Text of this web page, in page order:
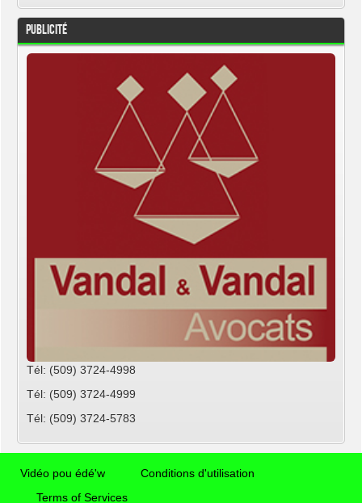
Publicité
Tél: (509) 3724-4998
Tél: (509) 3724-4999
Tél: (509) 3724-5783
Vidéo pou édé'w
Conditions d'utilisation
Terms of Services